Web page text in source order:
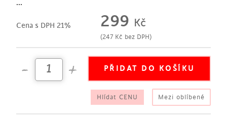
...
Cena s DPH 21% 299 Kč
(247 Kč bez DPH)
Hlídat CENU Mezi oblíbené